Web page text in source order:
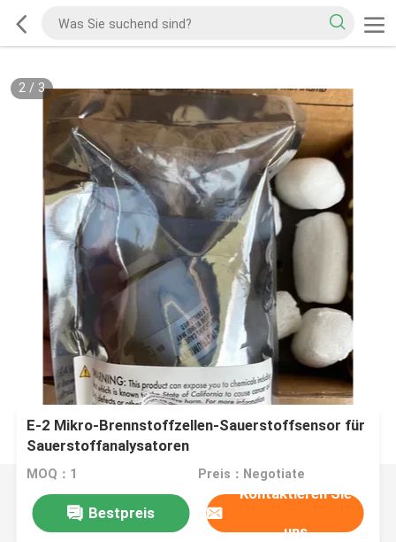
2/ 3
E-2 Mikro-Brennstoffzellen-Sauerstoffsensor für
Sauerstoffanalysatoren
MOQ：1 Preis：Negotiate
Bestpreis
Kontaktieren Sie
uns